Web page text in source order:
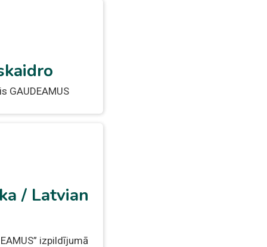
GAUDEAMUS
/ Latvian
izpildījumā